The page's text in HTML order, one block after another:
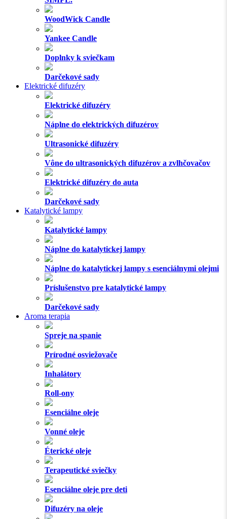
WoodWick Candle
Yankee Candle
Doplnky k sviečkam
Darčekové sady
Elektrické difuzéry
Elektrické difuzéry
Náplne do elektrických difuzérov
Ultrasonické difuzéry
Vône do ultrasonických difuzérov a zvlhčovačov
Elektrické difuzéry do auta
Darčekové sady
Katalytické lampy
Katalytické lampy
Náplne do katalytickej lampy
Náplne do katalytickej lampy s esenciálnymi olejmi
Príslušenstvo pre katalytické lampy
Darčekové sady
Aroma terapia
Spreje na spanie
Prírodné osviežovače
Inhalátory
Roll-ony
Esenciálne oleje
Vonné oleje
Éterické oleje
Terapeutické sviečky
Esenciálne oleje pre deti
Difuzéry na oleje